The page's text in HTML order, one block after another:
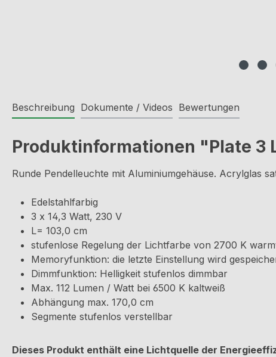
Beschreibung Dokumente / Videos Bewertungen
Produktinformationen "Plate 3
Runde Pendelleuchte mit Aluminiumgehäuse. Acrylglas
Edelstahlfarbig
3 x 14,3 Watt, 230 V
L= 103,0 cm
stufenlose Regelung der Lichtfarbe von 2700 K
Memoryfunktion: die letzte Einstellung wird
Dimmfunktion: Helligkeit stufenlos dimmbar
Max. 112 Lumen / Watt bei 6500 K kaltweiß
Abhängung max. 170,0 cm
Segmente stufenlos verstellbar
Dieses Produkt enthält eine Lichtquelle der